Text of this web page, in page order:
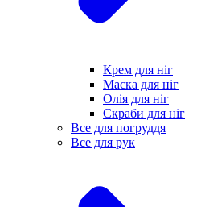
Крем для ніг
Маска для ніг
Олія для ніг
Скраби для ніг
Все для погруддя
Все для рук